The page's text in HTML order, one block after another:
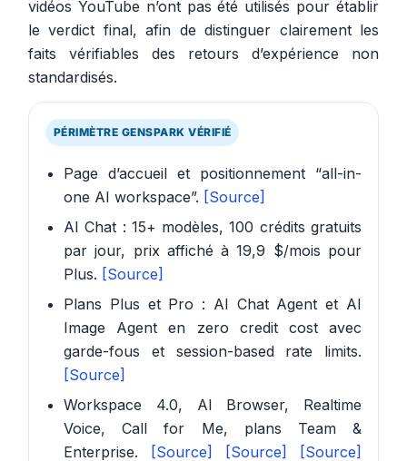
vidéos YouTube n’ont pas été utilisés pour établir
le verdict final, afin de distinguer clairement les
faits vérifiables des retours d’expérience non
standardisés.
PÉRIMÈTRE GENSPARK VÉRIFIÉ
Page d’accueil et positionnement “all-in-
one AI workspace”. [Source]
AI Chat : 15+ modèles, 100 crédits gratuits
par jour, prix affiché à 19,9 $/mois pour
Plus. [Source]
Plans Plus et Pro : AI Chat Agent et AI
Image Agent en zero credit cost avec
garde-fous et session-based rate limits.
[Source]
Workspace 4.0, AI Browser, Realtime
Voice, Call for Me, plans Team &
Enterprise.
[Source] [Source]
[Source]